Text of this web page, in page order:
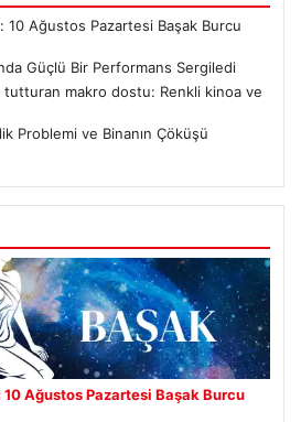
10 Ağustos Pazartesi Başak Burcu
Güçlü Bir Performans Sergiledi
tutturan makro dostu: Renkli kinoa ve
Problemi ve Binanın Çöküşü
10 Ağustos Pazartesi Başak Burcu